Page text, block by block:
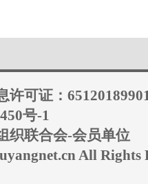
许可证：
号-1
织联合会-会员单位
All Rights